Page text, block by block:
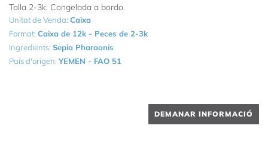
Talla 2-3k. Congelada a bordo.
Unitat de Venda: Caixa
Format: Caixa de 12k - Peces de 2-3k
Ingredients: Sepia Pharaonis
País d'origen: YEMEN - FAO 51
DEMANAR INFORMACIÓ